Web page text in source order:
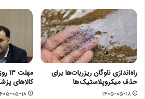
راه‌اندازی ناوگان ریزربات‌ها برای
حذف میکروپلاستیک‌ها
۱۴۰۵-۰۵-۱۸
کالاهای
۱۴۰۵-۰۵-